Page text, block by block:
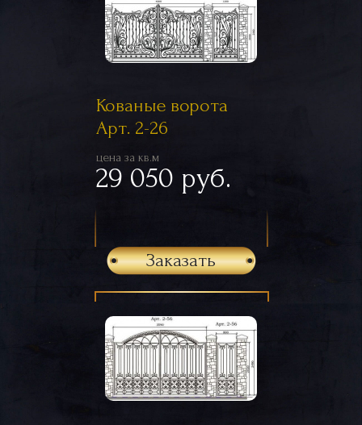
Кованые ворота
Арт. 2-26
цена за кв.м
29 050 руб.
Заказать